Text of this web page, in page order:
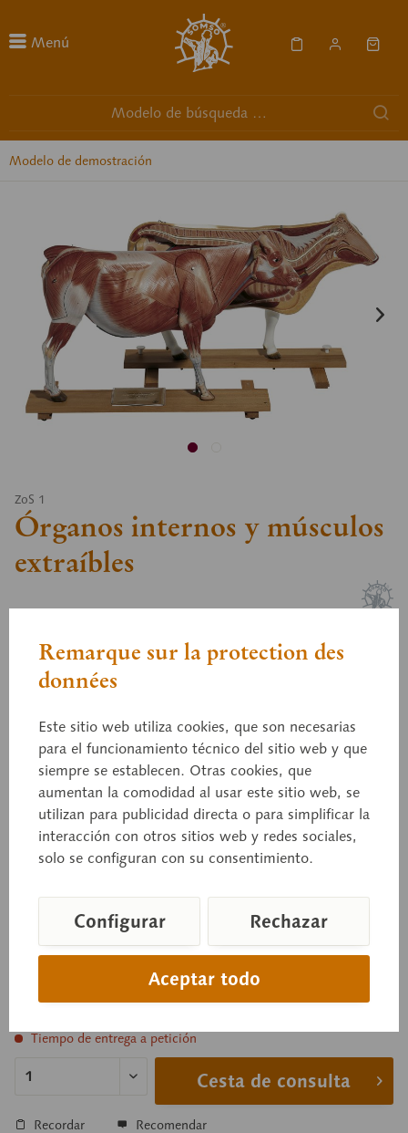
Menú
Modelo de demostración
ZoS 1
Órganos internos y músculos
extraíbles
Desmontable en dos mitades mediante un corte
medio; el lado izquierdo muestra la piel, a la
Pata delantera derecha con omóplato y el músculo
bíceps femoral extraíble. La ubre muestra el aparato
de sostén, la vascularización y los vasos linfáticos.
Los órganos internos se pueden desmontar como
sigue: pulmón; corazón (2 piezas); intestinos
delgado y grueso; estómago rumiante; mitad del
rumenocentesis. En total 11 piezas. Sobre peana
verde con ruedas (extraíbles).
Precio a consultar
Tiempo de entrega a petición
Cesta de consulta
Recordar Recomendar
Remarque sur la protection des
données
Este sitio web utiliza cookies, que son necesarias
para el funcionamiento técnico del sitio web y que
siempre se establecen. Otras cookies, que
aumentan la comodidad al usar este sitio web, se
utilizan para publicidad directa o para simplificar la
interacción con otros sitios web y redes sociales,
solo se configuran con su consentimiento.
Aceptar todo
Configurar Rechazar